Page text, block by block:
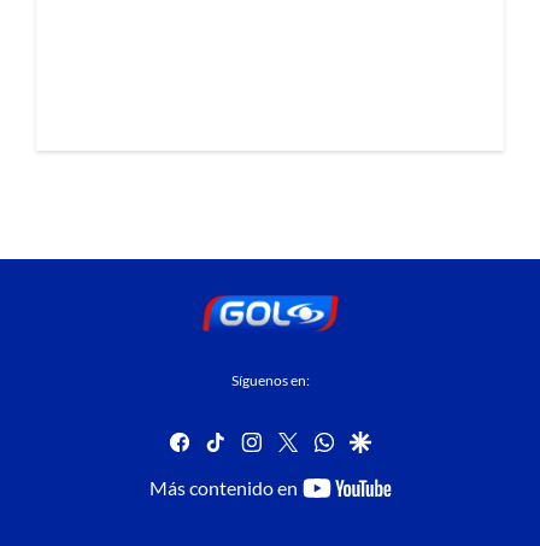
Síguenos en:
facebook
tiktok instagram
twitterwhatsapp
google
Más contenido en
youtube-